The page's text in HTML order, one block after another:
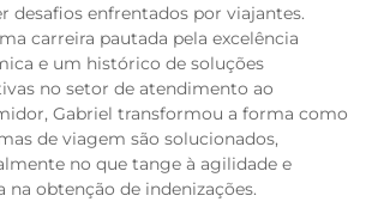
desafios enfrentados por viajantes.
carreira pautada pela excelência
e um histórico de soluções
no setor de atendimento ao
Gabriel transformou a forma como
de viagem são solucionados,
no que tange à agilidade e
na obtenção de indenizações.